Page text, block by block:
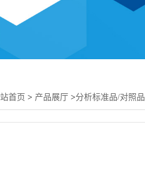
首页 > 产品展厅 >分析标准品/对照品